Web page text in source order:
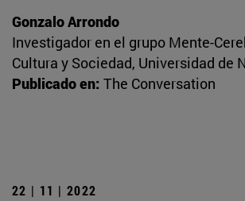
Gonzalo Arrondo
Investigador en el grupo Mente-
Cultura y Sociedad, Universidad de
Publicado en: The Conversation
22 | 11 | 2022